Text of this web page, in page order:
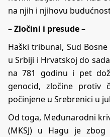
na njih i njihovu
– Zločini i presude –
Haški tribunal, Sud
u Srbiji i Hrvatskoj do
na 781 godinu i pet
genocid, zločine protiv
počinjene u Srebrenici u
Od toga, Međunarodni
(MKSJ) u Hagu je